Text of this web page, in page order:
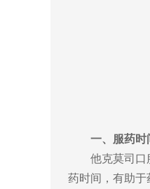
一、服药时
他克莫司口
药时间，有助于